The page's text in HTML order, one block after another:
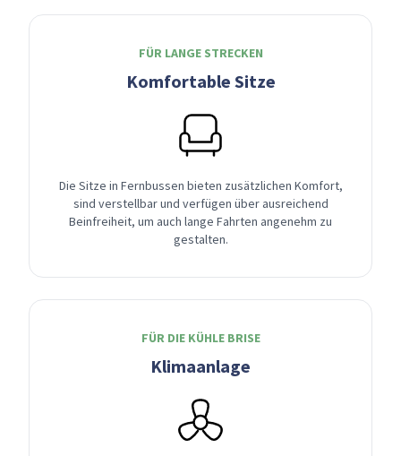
FÜR LANGE STRECKEN
Komfortable Sitze
Die Sitze in Fernbussen bieten zusätzlichen Komfort,
sind verstellbar und verfügen über ausreichend
Beinfreiheit, um auch lange Fahrten angenehm zu
gestalten.
FÜR DIE KÜHLE BRISE
Klimaanlage